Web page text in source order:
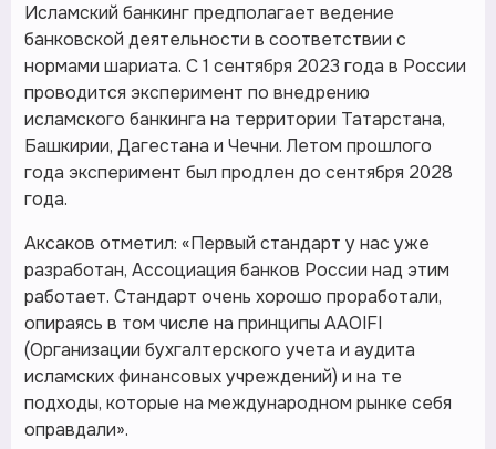
Исламский банкинг предполагает ведение
банковской деятельности в соответствии с
нормами шариата. С 1 сентября 2023 года в России
проводится эксперимент по внедрению
исламского банкинга на территории Татарстана,
Башкирии, Дагестана и Чечни. Летом прошлого
года эксперимент был продлен до сентября 2028
года.
Аксаков отметил: «Первый стандарт у нас уже
разработан, Ассоциация банков России над этим
работает. Стандарт очень хорошо проработали,
опираясь в том числе на принципы AAOIFI
(Организации бухгалтерского учета и аудита
исламских финансовых учреждений) и на те
подходы, которые на международном рынке себя
оправдали».